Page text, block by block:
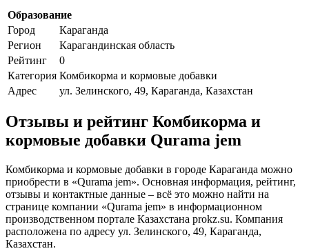
Образование
Город
Караганда
Регион
Карагандинская область
Рейтинг
0
Категория Комбикорма и кормовые добавки
Адрес
ул. Зелинского, 49, Караганда, Казахстан
Отзывы и рейтинг Комбикорма и
кормовые добавки Qurama jem
Комбикорма и кормовые добавки в городе Караганда можно
приобрести в «Qurama jem». Основная информация, рейтинг,
отзывы и контактные данные – всё это можно найти на
странице компании «Qurama jem» в информационном
производственном портале Казахстана prokz.su. Компания
расположена по адресу ул. Зелинского, 49, Караганда,
Казахстан.